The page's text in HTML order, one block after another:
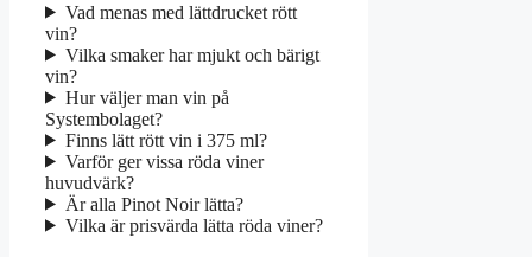
Vad menas med lättdrucket rött
vin?
Vilka smaker har mjukt och bärigt
vin?
Hur väljer man vin på
Systembolaget?
Finns lätt rött vin i 375 ml?
Varför ger vissa röda viner
huvudvärk?
Är alla Pinot Noir lätta?
Vilka är prisvärda lätta röda viner?